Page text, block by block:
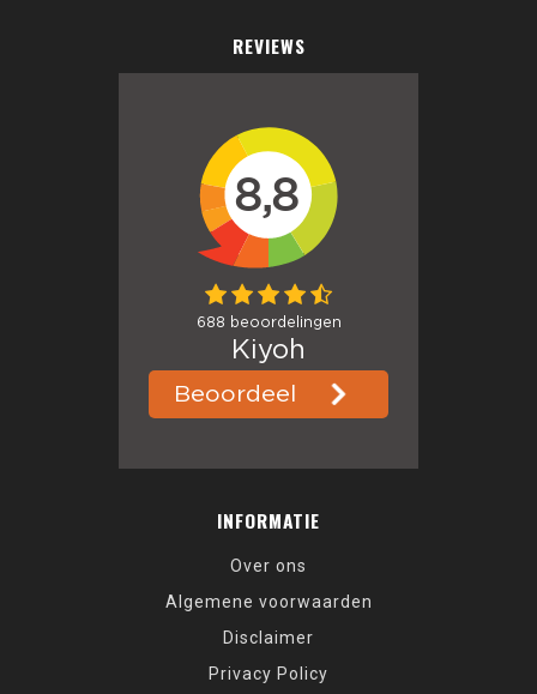
REVIEWS
INFORMATIE
Over ons
Algemene voorwaarden
Disclaimer
Privacy Policy